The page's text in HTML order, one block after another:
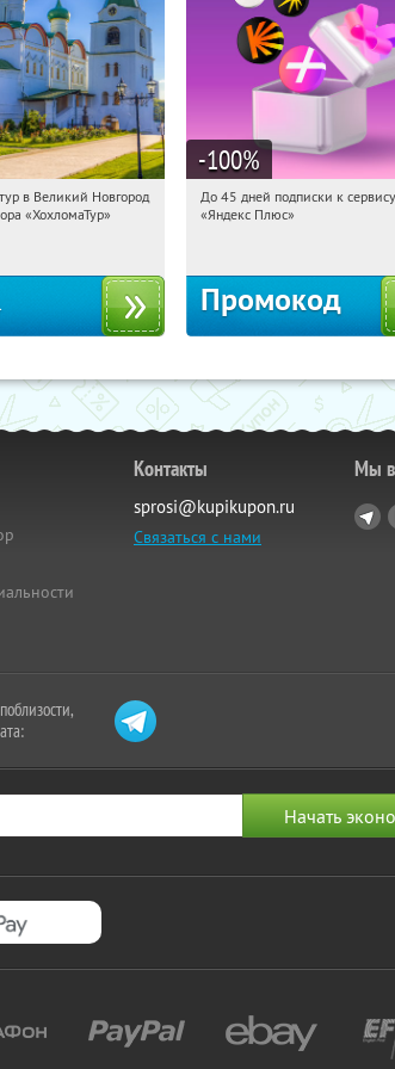
Купили:2
в Великий Новгород
«ХохломаТур»
-100%
15:42:44
До 45 дней подписки к сервису
«Яндекс Плюс»
Промокод
Контакты
sprosi@kupikupon.ru
Связаться с нами
Мы в